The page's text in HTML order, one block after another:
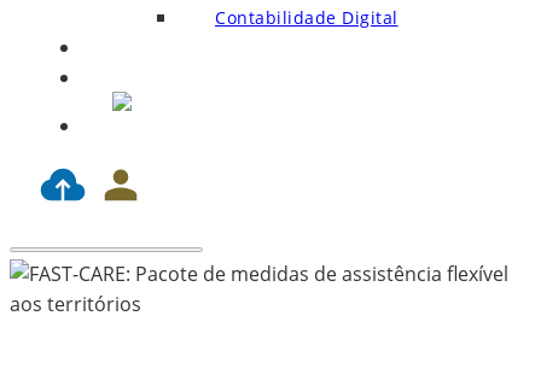
Contabilidade Digital